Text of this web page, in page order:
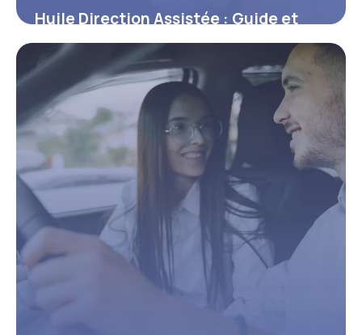
Huile Direction Assistée : Guide et
Prix 2026
13 juin 2026